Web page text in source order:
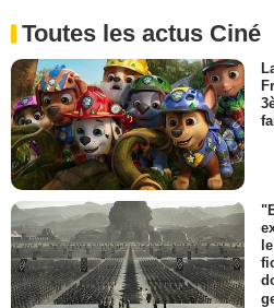
Toutes les actus Ciné